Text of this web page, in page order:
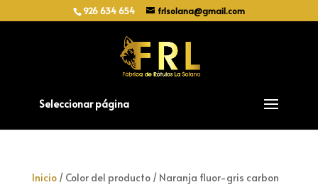
926 634 654 frlsolana@gmail.com
Seleccionar página
Inicio/ Color del producto / Naranja fluor-gris carbon